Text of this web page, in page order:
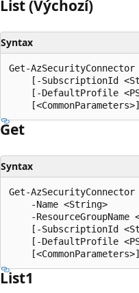
List (Výchozí)
Syntax
Get-AzSecurityConnector
[-SubscriptionId
[-DefaultProfile
Get
Syntax
Get-AzSecurityConnector
    -Name <String>
-ResourceGroupName
[-SubscriptionId
[-DefaultProfile
List1